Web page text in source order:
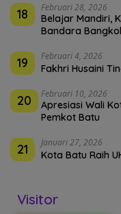
18 Februari 28, 2026
Belajar Mandiri,
Bandara
19 Februari 4, 2026
Fakhri Husaini
20 Februari 10, 2026
Apresiasi Wali
Pemkot Batu
21 Januari 27, 2026
Kota Batu Raih
Visitor